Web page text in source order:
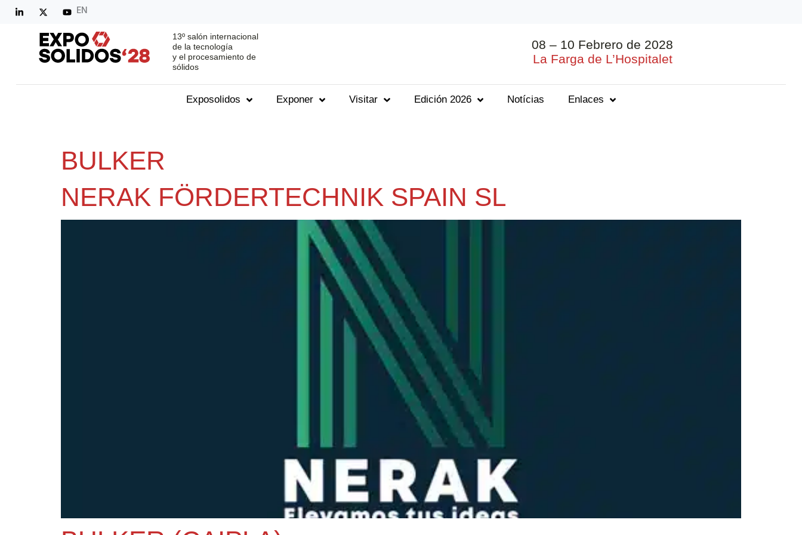
EN
13º salón internacional
de la tecnología
y el procesamiento de
sólidos
08 – 10 Febrero de 2028
La Farga de L’Hospitalet
Exposolidos Exponer Visitar Edición 2026 Notícias Enlaces
BULKER
NERAK FÖRDERTECHNIK SPAIN SL